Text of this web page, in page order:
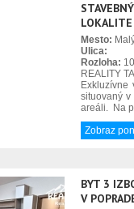
LOKALITE
Mesto:
Ulica:
Rozloha:
REALITY
situovaný
areáli. Na
Zobraz
BYT 3
V